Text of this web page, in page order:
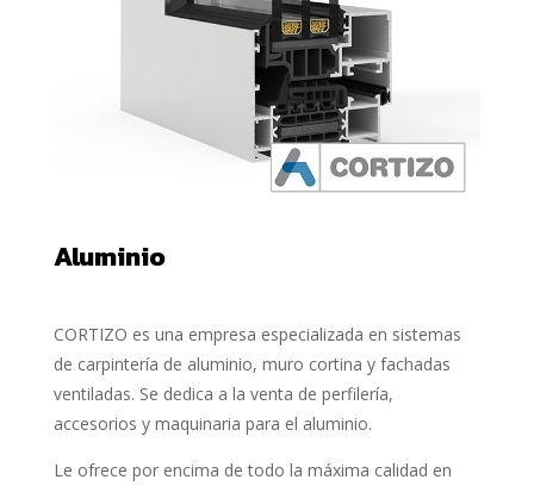
Aluminio
CORTIZO es una empresa especializada en sistemas
de carpintería de aluminio, muro cortina y fachadas
ventiladas. Se dedica a la venta de perfilería,
accesorios y maquinaria para el aluminio.
Le ofrece por encima de todo la máxima calidad en